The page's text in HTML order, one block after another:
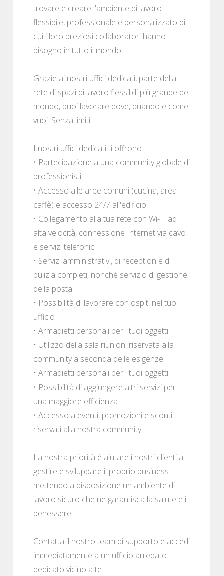
trovare e creare l'ambiente di lavoro
flessibile, professionale e personalizzato di
cui i loro preziosi collaboratori hanno
bisogno in tutto il mondo.
Grazie ai nostri uffici dedicati, parte della
rete di spazi di lavoro flessibili più grande del
mondo, puoi lavorare dove, quando e come
vuoi. Senza limiti.
I nostri uffici dedicati ti offrono:
• Partecipazione a una community globale di
professionisti
• Accesso alle aree comuni (cucina, area
caffè) e accesso 24/7 all'edificio
• Collegamento alla tua rete con Wi-Fi ad
alta velocità, connessione Internet via cavo
e servizi telefonici
• Servizi amministrativi, di reception e di
pulizia completi, nonché servizio di gestione
della posta
• Possibilità di lavorare con ospiti nel tuo
ufficio
• Armadietti personali per i tuoi oggetti
• Utilizzo della sala riunioni riservata alla
community a seconda delle esigenze
• Armadietti personali per i tuoi oggetti
• Possibilità di aggiungere altri servizi per
una maggiore efficienza
• Accesso a eventi, promozioni e sconti
riservati alla nostra community
La nostra priorità è aiutare i nostri clienti a
gestire e sviluppare il proprio business
mettendo a disposizione un ambiente di
lavoro sicuro che ne garantisca la salute e il
benessere.
Contatta il nostro team di supporto e accedi
immediatamente a un ufficio arredato
dedicato vicino a te.